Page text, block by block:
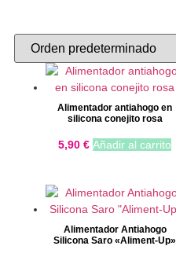
Alimentador antiahogo en
silicona conejito rosa
5,90 € Añadir al carrito
Alimentador Antiahogo
Silicona Saro «Aliment-Up»